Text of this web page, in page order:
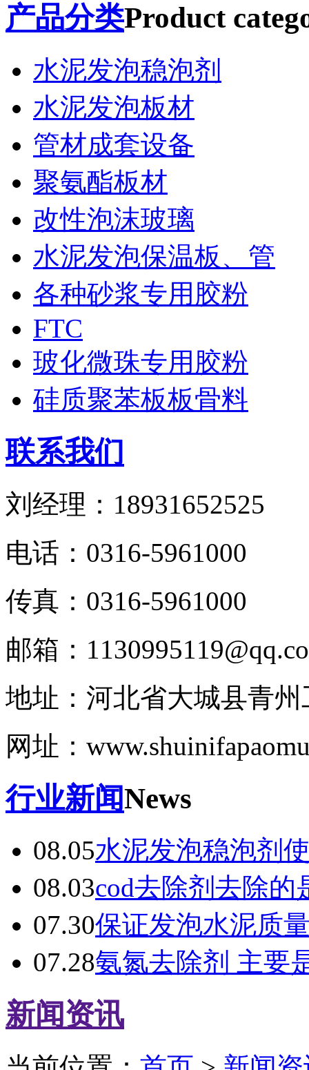
产品分类Product
水泥发泡稳泡剂
水泥发泡板材
管材成套设备
聚氨酯板材
改性泡沫玻璃
水泥发泡保温板、管
各种砂浆专用胶粉
FTC
玻化微珠专用胶粉
硅质聚苯板板骨料
联系我们
刘经理：18931652525
电话：0316-5961000
传真：0316-5961000
邮箱：
地址：河北省大城县青州
网址：
行业新闻News
08.05水泥发泡稳泡剂
08.03cod去除剂去除的
07.30保证发泡水泥质
07.28氨氮去除剂 主要
新闻资讯